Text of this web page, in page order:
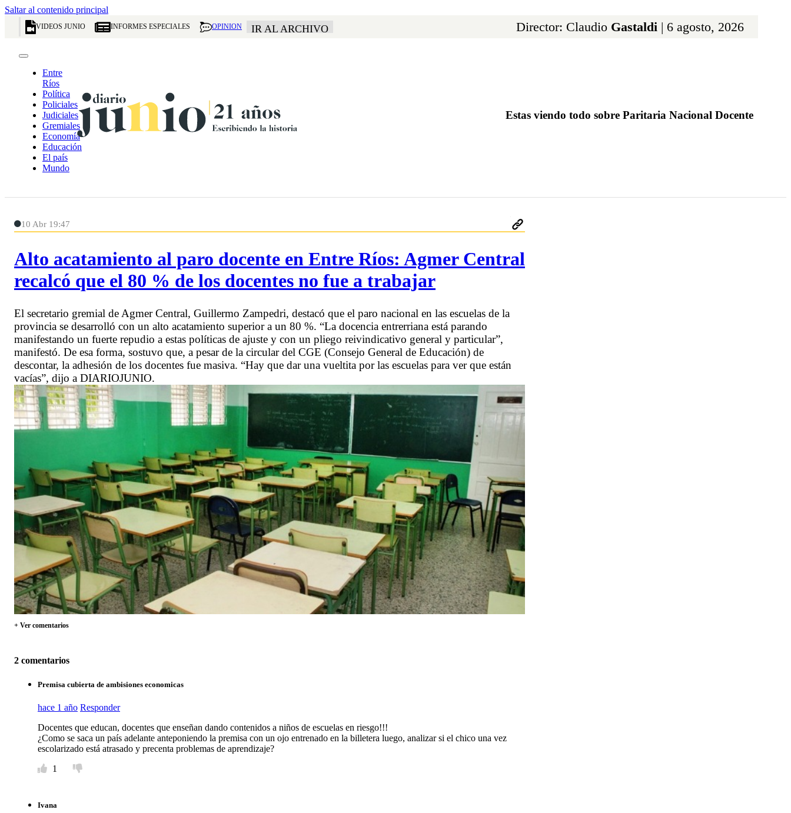
Saltar al contenido principal
VIDEOS JUNIO INFORMES ESPECIALES OPINION IR AL ARCHIVO Director: Claudio Gastaldi | 6 agosto, 2026
Entre
Ríos
Política
Policiales
Judiciales
Gremiales
Economía
Educación
El país
Mundo
Estas viendo todo sobre Paritaria Nacional Docente
10 Abr 19:47
Alto acatamiento al paro docente en Entre Ríos: Agmer Central
recalcó que el 80 % de los docentes no fue a trabajar
El secretario gremial de Agmer Central, Guillermo Zampedri, destacó que el paro nacional en las escuelas de la
provincia se desarrolló con un alto acatamiento superior a un 80 %. “La docencia entrerriana está parando
manifestando un fuerte repudio a estas políticas de ajuste y con un pliego reivindicativo general y particular”,
manifestó. De esa forma, sostuvo que, a pesar de la circular del CGE (Consejo General de Educación) de
descontar, la adhesión de los docentes fue masiva. “Hay que dar una vueltita por las escuelas para ver que están
vacías”, dijo a DIARIOJUNIO.
+ Ver comentarios
2 comentarios
Premisa cubierta de ambisiones economicas
hace 1 año Responder
Docentes que educan, docentes que enseñan dando contenidos a niños de escuelas en riesgo!!!
¿Como se saca un país adelante anteponiendo la premisa con un ojo entrenado en la billetera luego, analizar si el chico una vez
escolarizado está atrasado y precenta problemas de aprendizaje?
1
Ivana